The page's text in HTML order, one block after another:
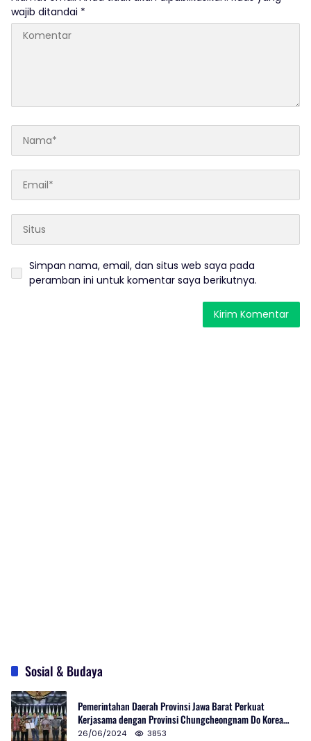
wajib ditandai *
Simpan nama, email, dan situs web saya pada
peramban ini untuk komentar saya berikutnya.
Sosial & Budaya
Pemerintahan Daerah Provinsi Jawa Barat Perkuat
Kerjasama dengan Provinsi Chungcheongnam Do Korea
Selatan
26/06/2024 3853